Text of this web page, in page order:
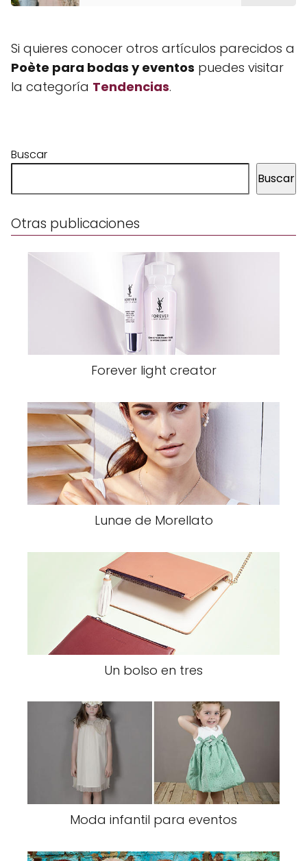
Si quieres conocer otros artículos parecidos a
Poète para bodas y eventos puedes visitar
la categoría Tendencias.
Buscar
Buscar
Otras publicaciones
Forever light creator
Lunae de Morellato
Un bolso en tres
Moda infantil para eventos